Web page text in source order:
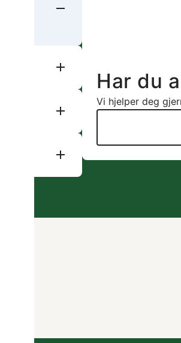
Har du
Vi hjelper deg